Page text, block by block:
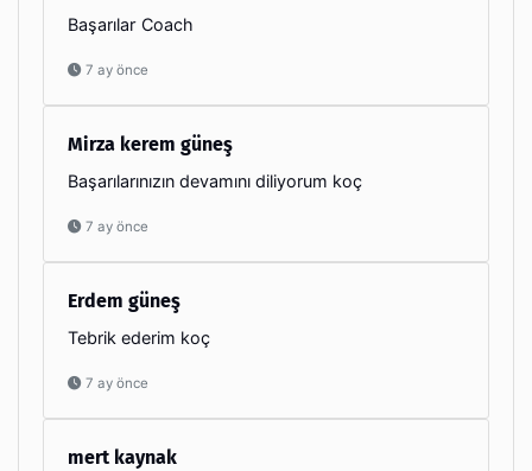
Başarılar Coach
7 ay önce
Mirza kerem güneş
Başarılarınızın devamını diliyorum koç
7 ay önce
Erdem güneş
Tebrik ederim koç
7 ay önce
mert kaynak